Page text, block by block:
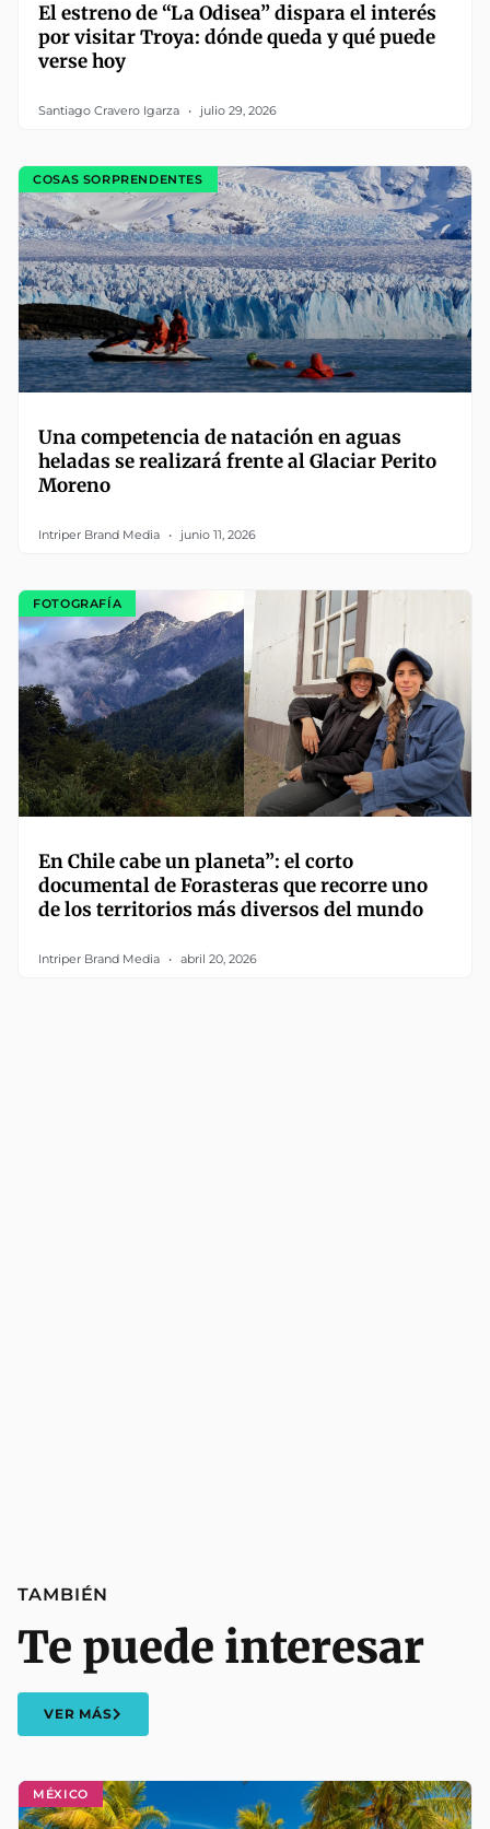
El estreno de “La Odisea” dispara el interés
por visitar Troya: dónde queda y qué puede
verse hoy
Santiago Cravero Igarza julio 29, 2026
COSAS SORPRENDENTES
Una competencia de natación en aguas
heladas se realizará frente al Glaciar Perito
Moreno
Intriper Brand Media junio 11, 2026
FOTOGRAFÍA
En Chile cabe un planeta”: el corto
documental de Forasteras que recorre uno
de los territorios más diversos del mundo
Intriper Brand Media abril 20, 2026
MÉXICO
TAMBIÉN
Te puede interesar
VER MÁS